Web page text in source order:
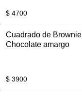
$ 4700
Cuadrado de
Chocolate amargo
$ 3900